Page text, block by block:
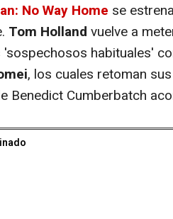
No Way Home se
Tom Holland vuelve a
habituales'
, los cuales retoman
Benedict Cumberbatch